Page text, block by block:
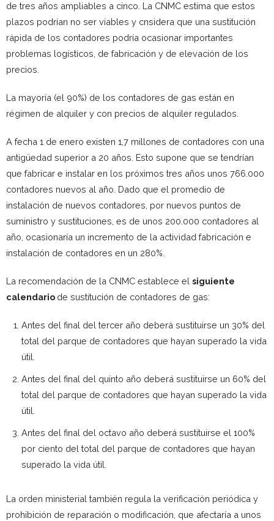
de tres años ampliables a cinco. La CNMC estima que estos
plazos podrían no ser viables y cnsidera que una sustitución
rápida de los contadores podría ocasionar importantes
problemas logísticos, de fabricación y de elevación de los
precios.
La mayoría (el 90%) de los contadores de gas están en
régimen de alquiler y con precios de alquiler regulados.
A fecha 1 de enero existen 1,7 millones de contadores con una
antigüedad superior a 20 años. Esto supone que se tendrían
que fabricar e instalar en los próximos tres años unos 766.000
contadores nuevos al año. Dado que el promedio de
instalación de nuevos contadores, por nuevos puntos de
suministro y sustituciones, es de unos 200.000 contadores al
año, ocasionaría un incremento de la actividad fabricación e
instalación de contadores en un 280%.
La recomendación de la CNMC establece el siguiente
calendario de sustitución de contadores de gas:
Antes del final del tercer año deberá sustituirse un 30% del
total del parque de contadores que hayan superado la vida
útil.
Antes del final del quinto año deberá sustituirse un 60% del
total del parque de contadores que hayan superado la vida
útil.
Antes del final del octavo año deberá sustituirse el 100%
por ciento del total del parque de contadores que hayan
superado la vida útil.
La orden ministerial también regula la verificación periódica y
prohibición de reparación o modificación, que afectaría a unos